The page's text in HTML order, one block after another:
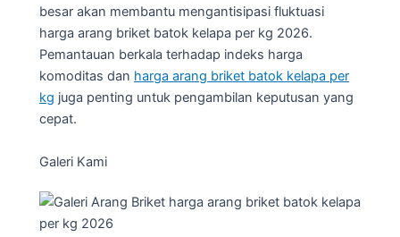
besar akan membantu mengantisipasi fluktuasi
harga arang briket batok kelapa per kg 2026.
Pemantauan berkala terhadap indeks harga
komoditas dan harga arang briket batok kelapa per
kg juga penting untuk pengambilan keputusan yang
cepat.
Galeri Kami